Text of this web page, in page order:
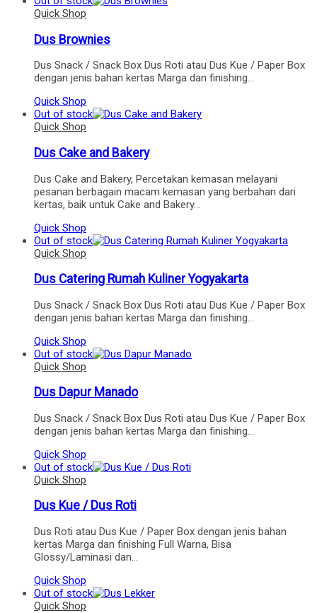
Quick Shop
Dus Brownies
Dus Snack / Snack Box Dus Roti atau Dus Kue / Paper Box
dengan jenis bahan kertas Marga dan finishing…
Quick Shop
Out of stock
Quick Shop
Dus Cake and Bakery
Dus Cake and Bakery, Percetakan kemasan melayani
pesanan berbagain macam kemasan yang berbahan dari
kertas, baik untuk Cake and Bakery…
Quick Shop
Out of stock
Quick Shop
Dus Catering Rumah Kuliner Yogyakarta
Dus Snack / Snack Box Dus Roti atau Dus Kue / Paper Box
dengan jenis bahan kertas Marga dan finishing…
Quick Shop
Out of stock
Quick Shop
Dus Dapur Manado
Dus Snack / Snack Box Dus Roti atau Dus Kue / Paper Box
dengan jenis bahan kertas Marga dan finishing…
Quick Shop
Out of stock
Quick Shop
Dus Kue / Dus Roti
Dus Roti atau Dus Kue / Paper Box dengan jenis bahan
kertas Marga dan finishing Full Warna, Bisa
Glossy/Laminasi dan…
Quick Shop
Out of stock
Quick Shop